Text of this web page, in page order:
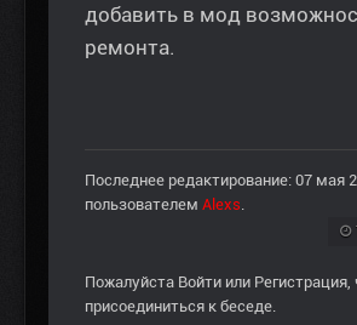
добавить в мод
ремонта.
Последнее редактирование: 07 мая
пользователем Alexs
Пожалуйста Войти или Регистрация
присоединиться к беседе.